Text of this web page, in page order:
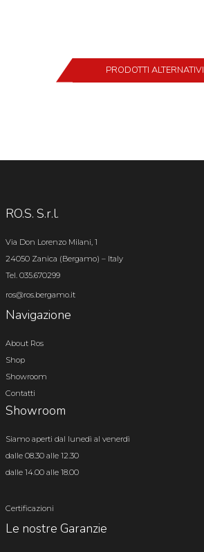
PRODOTTI ALTERNATIVI
RO.S. S.r.l.
Via Don Lorenzo Milani, 1
24050 Zanica (Bergamo) – Italy
Tel. 035.670299
ros@ros.bergamo.it
Navigazione
About Ros
Shop
Showroom
Contatti
Showroom
Siamo aperti dal lunedì al venerdì
dalle 08.30 alle 12.30
dalle 14.00 alle 18.00
Certificazioni
Le nostre Garanzie